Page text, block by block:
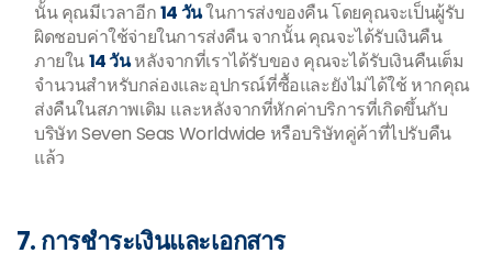
นั้น คุณมีเวลาอีก14 วันในการส่งของคืน โดยคุณจะเป็นผู้รับ
ผิดชอบค่าใช้จ่ายในการส่งคืน จากนั้น คุณจะได้รับเงินคืน
ภายใน14 วันหลังจากที่เราได้รับของ คุณจะได้รับเงินคืนเต็ม
จำนวนสำหรับกล่องและอุปกรณ์ที่ซื้อและยังไม่ได้ใช้ หากคุณ
ส่งคืนในสภาพเดิม และหลังจากที่หักค่าบริการที่เกิดขึ้นกับ
บริษัท Seven Seas Worldwide หรือบริษัทคู่ค้าที่ไปรับคืน
แล้ว
7. การชำระเงินและเอกสาร